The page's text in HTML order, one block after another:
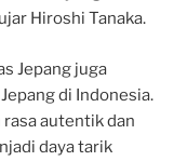
Hiroshi Tanaka.
Jepang juga
di Indonesia.
rasa autentik dan
daya tarik